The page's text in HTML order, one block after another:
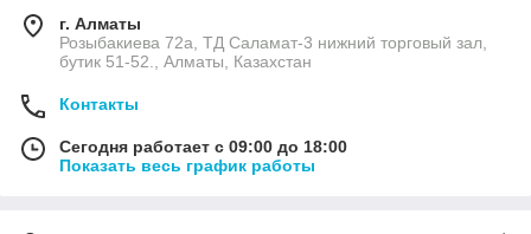
г. Алматы
Розыбакиева 72а, ТД Саламат-3 нижний торговый зал,
бутик 51-52., Алматы, Казахстан
Контакты
Сегодня работает с 09:00 до 18:00
Показать весь график работы